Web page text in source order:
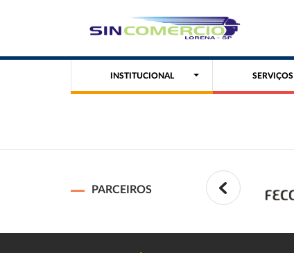
INSTITUCIONAL SERVIÇOS
PARCEIROS